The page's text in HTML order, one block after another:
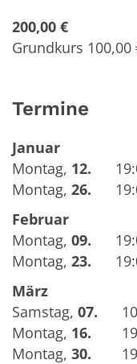
200,00 €
Grundkurs
Termine
Januar
Montag, 12.
Montag, 26.
Februar
Montag, 09.
Montag, 23.
März
Samstag, 07.
Montag, 16.
Montag, 30.